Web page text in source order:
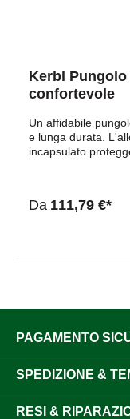
Kerbl
confortevole
Un affidabile
e lunga durata.
incapsulato
persone.Batteria
durataRicarica
ridotto e custodia
all'uso negli
animali.Altre
USB
Da 111,79 €*
PAGAMENTO
SPEDIZIONE &
RESI &